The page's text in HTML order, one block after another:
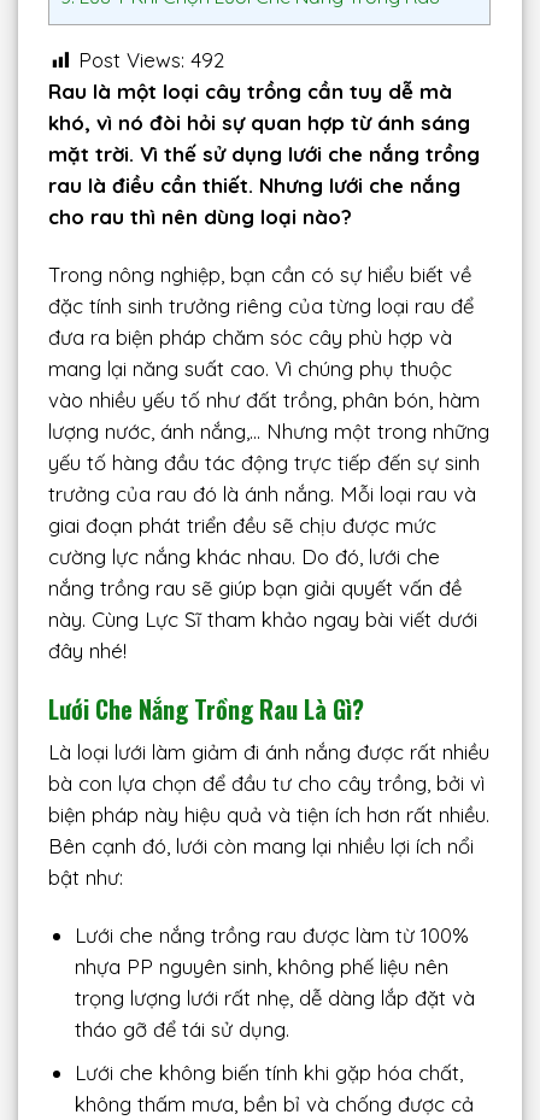
Post Views: 492
Rau là một loại cây trồng cần tuy dễ mà
khó, vì nó đòi hỏi sự quan hợp từ ánh sáng
mặt trời. Vì thế sử dụng lưới che nắng trồng
rau là điều cần thiết. Nhưng lưới che nắng
cho rau thì nên dùng loại nào?
Trong nông nghiệp, bạn cần có sự hiểu biết về
đặc tính sinh trưởng riêng của từng loại rau để
đưa ra biện pháp chăm sóc cây phù hợp và
mang lại năng suất cao. Vì chúng phụ thuộc
vào nhiều yếu tố như đất trồng, phân bón, hàm
lượng nước, ánh nắng,… Nhưng một trong những
yếu tố hàng đầu tác động trực tiếp đến sự sinh
trưởng của rau đó là ánh nắng. Mỗi loại rau và
giai đoạn phát triển đều sẽ chịu được mức
cường lực nắng khác nhau. Do đó, lưới che
nắng trồng rau sẽ giúp bạn giải quyết vấn đề
này. Cùng Lực Sĩ tham khảo ngay bài viết dưới
đây nhé!
Lưới Che Nắng Trồng Rau Là Gì?
Là loại lưới làm giảm đi ánh nắng được rất nhiều
bà con lựa chọn để đầu tư cho cây trồng, bởi vì
biện pháp này hiệu quả và tiện ích hơn rất nhiều.
Bên cạnh đó, lưới còn mang lại nhiều lợi ích nổi
bật như:
Lưới che nắng trồng rau được làm từ 100%
nhựa PP nguyên sinh, không phế liệu nên
trọng lượng lưới rất nhẹ, dễ dàng lắp đặt và
tháo gỡ để tái sử dụng.
Lưới che không biến tính khi gặp hóa chất,
không thấm mưa, bền bỉ và chống được cả